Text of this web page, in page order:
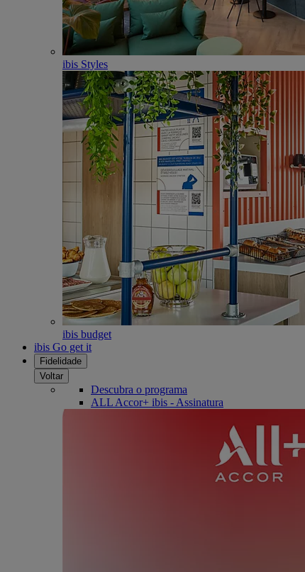
ibis Styles
ibis budget
ibis Go get it
Fidelidade
Voltar
Descubra o programa
ALL Accor+ ibis - Assinatura